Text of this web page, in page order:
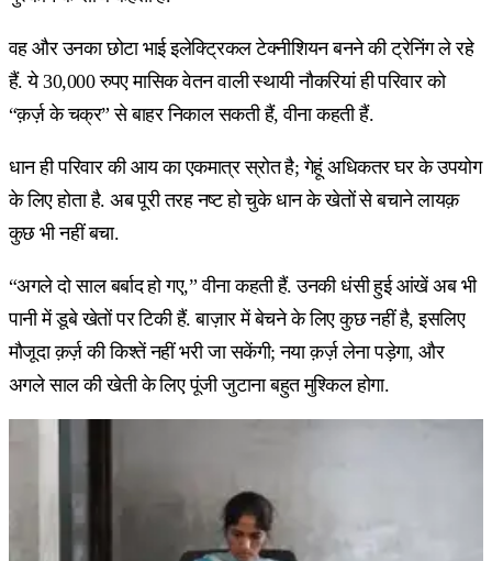
वह और उनका छोटा भाई इलेक्ट्रिकल टेक्नीशियन बनने की ट्रेनिंग ले रहे
हैं. ये 30,000 रुपए मासिक वेतन वाली स्थायी नौकरियां ही परिवार को
“क़र्ज़ के चक्र” से बाहर निकाल सकती हैं, वीना कहती हैं.
धान ही परिवार की आय का एकमात्र स्रोत है; गेहूं अधिकतर घर के उपयोग
के लिए होता है. अब पूरी तरह नष्ट हो चुके धान के खेतों से बचाने लायक़
कुछ भी नहीं बचा.
“अगले दो साल बर्बाद हो गए,” वीना कहती हैं. उनकी धंसी हुई आंखें अब भी
पानी में डूबे खेतों पर टिकी हैं. बाज़ार में बेचने के लिए कुछ नहीं है, इसलिए
मौजूदा क़र्ज़ की किश्तें नहीं भरी जा सकेंगी; नया क़र्ज़ लेना पड़ेगा, और
अगले साल की खेती के लिए पूंजी जुटाना बहुत मुश्किल होगा.